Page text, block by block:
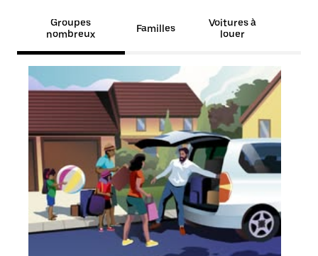
Groupes
nombreux
Familles
Voitures à
louer